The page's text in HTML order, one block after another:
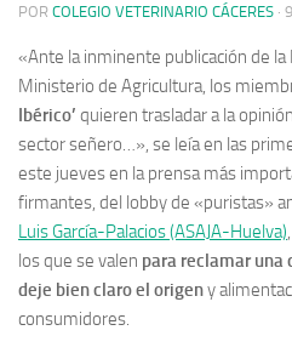
POR COLEGIO VETERINARIO CÁCERES ·
«Ante la inminente publicación de
Ministerio de Agricultura, los
Ibérico’ quieren trasladar a la
sector señero…» , se leía en las
este jueves en la prensa más
firmantes, del lobby de «puristas»
Luis García-Palacios (ASAJA-Huelva)
los que se valen para reclamar una
deje bien claro el origeny
consumidores.